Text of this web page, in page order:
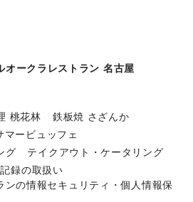
オークラレストラン 名古屋
桃花林
鉄板焼 さざんか
マービュッフェ
グ
テイクアウト・ケータリング
録の取扱い
ンの情報セキュリティ・個人情報保